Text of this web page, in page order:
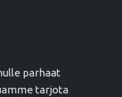
parhaat
tarjota